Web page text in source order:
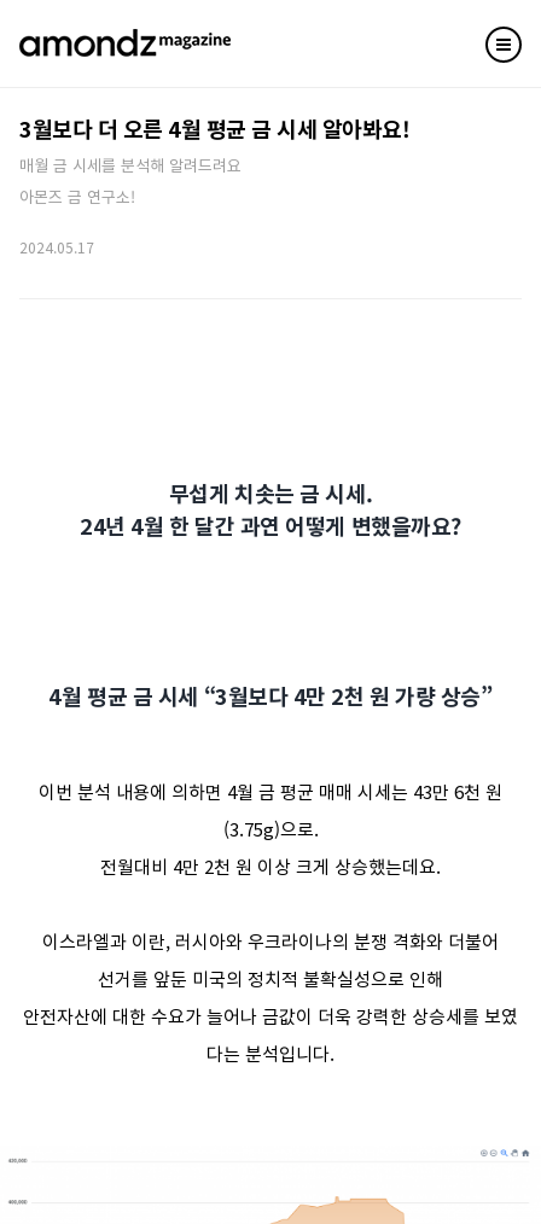
3월보다 더 오른 4월 평균 금 시세 알아봐요!
매월 금 시세를 분석해 알려드려요
아몬즈 금 연구소!
2024.05.17
무섭게 치솟는 금 시세.
24년 4월 한 달간 과연 어떻게 변했을까요?
4월 평균 금 시세 “3월보다 4만 2천 원 가량 상승”
이번 분석 내용에 의하면 4월 금 평균 매매 시세는 43만 6천 원
(3.75g)으로.
전월대비 4만 2천 원 이상 크게 상승했는데요.
이스라엘과 이란, 러시아와 우크라이나의 분쟁 격화와 더불어
선거를 앞둔 미국의 정치적 불확실성으로 인해
안전자산에 대한 수요가 늘어나 금값이 더욱 강력한 상승세를 보였
다는 분석입니다.